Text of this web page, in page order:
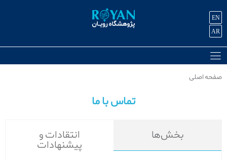
EN
AR
صفحه اصلی
تماس با ما
بخش‌ها انتقادات و
پیشنهادات